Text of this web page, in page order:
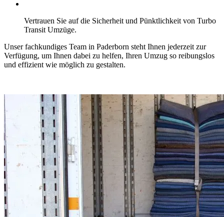
Vertrauen Sie auf die Sicherheit und Pünktlichkeit von Turbo
Transit Umzüge.
Unser fachkundiges Team in Paderborn steht Ihnen jederzeit zur
Verfügung, um Ihnen dabei zu helfen, Ihren Umzug so reibungslos
und effizient wie möglich zu gestalten.